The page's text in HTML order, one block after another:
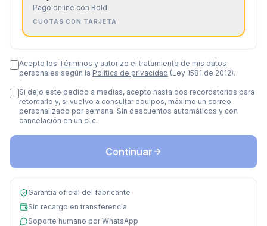
Pago online con Bold
CUOTAS CON TARJETA
Acepto los Términos y autorizo el tratamiento de mis datos
personales según la Política de privacidad (Ley 1581 de 2012).
Si dejo este pedido a medias, acepto hasta dos recordatorios para
retomarlo y, si vuelvo a consultar equipos, máximo un correo
personalizado por semana. Sin descuentos automáticos y con
cancelación en un clic.
Continuar
Garantía oficial del fabricante
Sin recargo en transferencia
Soporte humano por WhatsApp